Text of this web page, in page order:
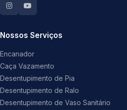
Nossos Serviços
Encanador
Caça Vazamento
Desentupimento de Pia
Desentupimento de Ralo
Desentupimento de Vaso Sanitário